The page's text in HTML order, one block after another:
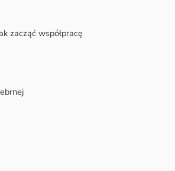
zacząć współpracę